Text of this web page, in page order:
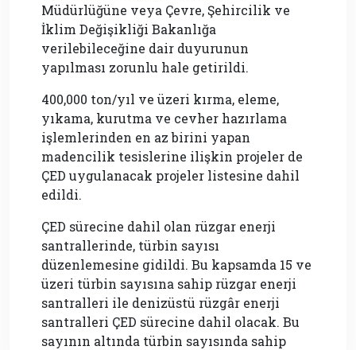
Müdürlüğüne veya Çevre, Şehircilik ve
İklim Değişikliği Bakanlığa
verilebileceğine dair duyurunun
yapılması zorunlu hale getirildi.
400,000 ton/yıl ve üzeri kırma, eleme,
yıkama, kurutma ve cevher hazırlama
işlemlerinden en az birini yapan
madencilik tesislerine ilişkin projeler de
ÇED uygulanacak projeler listesine dahil
edildi.
ÇED sürecine dahil olan rüzgar enerji
santrallerinde, türbin sayısı
düzenlemesine gidildi. Bu kapsamda 15 ve
üzeri türbin sayısına sahip rüzgar enerji
santralleri ile denizüstü rüzgâr enerji
santralleri ÇED sürecine dahil olacak. Bu
sayının altında türbin sayısında sahip